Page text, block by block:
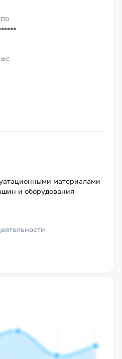
материалами
и оборудования